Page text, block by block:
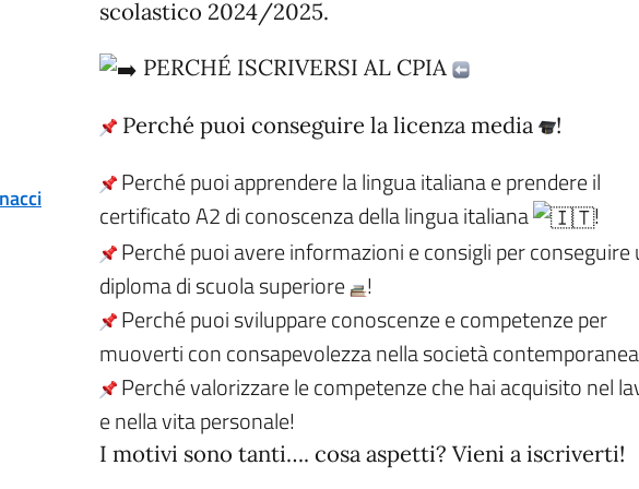
scolastico 2024/2025.
PERCHÉ ISCRIVERSI AL CPIA
Perché puoi conseguire la licenza media !
Perché puoi apprendere la lingua italiana e prendere il
certificato A2 di conoscenza della lingua italiana
!
Perché puoi avere informazioni e consigli per conseguire
diploma di scuola superiore
!
Perché puoi sviluppare conoscenze e competenze per
muoverti con consapevolezza nella società
Perché valorizzare le competenze che hai acquisito nel
e nella vita personale!
I motivi sono tanti…. cosa aspetti? Vieni a iscriverti!